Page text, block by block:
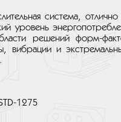
система,
уровень
решений форм-
вибрации и
1275